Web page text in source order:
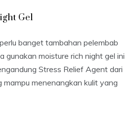
Gel
banget tambahan pelembab
gunakan moisture rich night gel ini
Stress Relief Agent dari
mampu menenangkan kulit yang